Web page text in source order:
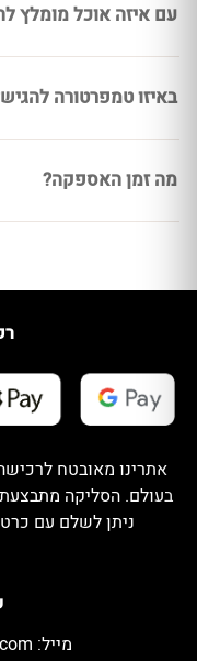
עם איזה אוכל מומלץ
באיזו טמפרטורה
מה זמן האספקה?
מייל:
ניתן לשלם עם